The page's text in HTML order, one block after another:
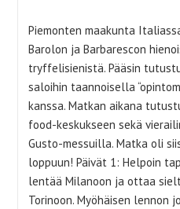
Piemonten maakunta
Barolon ja Barbarescon
tryffelisienistä. Pääsin
saloihin taannoisella
kanssa. Matkan aikana
food-keskukseen sekä
Gusto-messuilla. Matka oli
loppuun! Päivät 1: Helpoin
lentää Milanoon ja ottaa
Torinoon. Myöhäisen lennon